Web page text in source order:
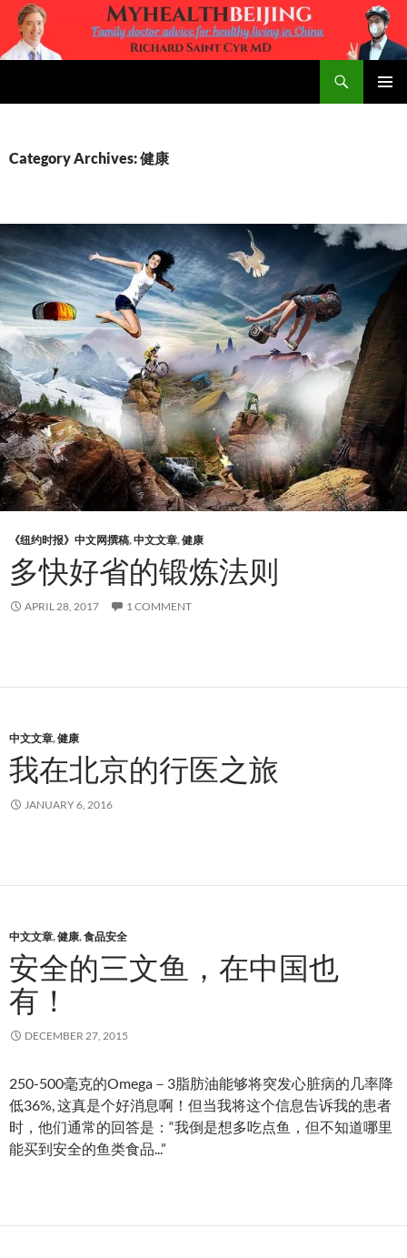
Skip
content
Category Archives: 健康
《纽约时报》中文网撰稿,中文文章,健康
多快好省的锻炼法则
APRIL 28, 2017 1 COMMENT
中文文章,健康
我在北京的行医之旅
JANUARY 6, 2016
中文文章,健康,食品安全
安全的三文鱼，在中国也
有！
DECEMBER 27, 2015
250-500毫克的Omega－3脂肪油能够将突发心脏病的几率降
低36%, 这真是个好消息啊！但当我将这个信息告诉我的患者
时，他们通常的回答是：“我倒是想多吃点鱼，但不知道哪里
能买到安全的鱼类食品...”